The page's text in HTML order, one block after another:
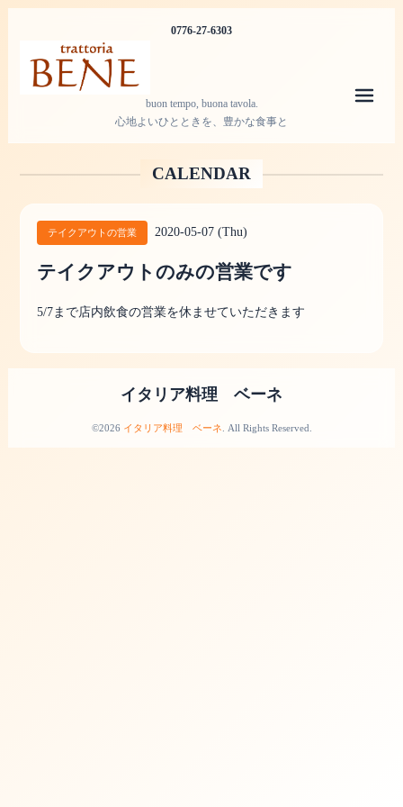
0776-27-6303
buon tempo, buona tavola.
心地よいひとときを、豊かな食事と
CALENDAR
テイクアウトの営業 2020-05-07 (Thu)
テイクアウトのみの営業です
5/7まで店内飲食の営業を休ませていただきます
イタリア料理 ベーネ
©2026 イタリア料理 ベーネ . All Rights Reserved.